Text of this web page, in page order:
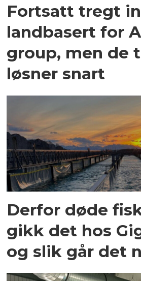
Fortsatt tregt
landbasert for
group, men de
løsner snart
Derfor døde
gikk det hos
og slik går det